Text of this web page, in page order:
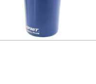
cuotas sin interés de